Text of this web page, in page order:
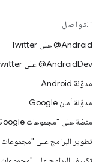
التواصل
‎@Android على Twitter
‎@AndroidDev على Twitter
مدوّنة Android
مدوّنة أمان Google
منصّة على "مجموعات Google"
تطوير البرامج على "مجموعات Google"